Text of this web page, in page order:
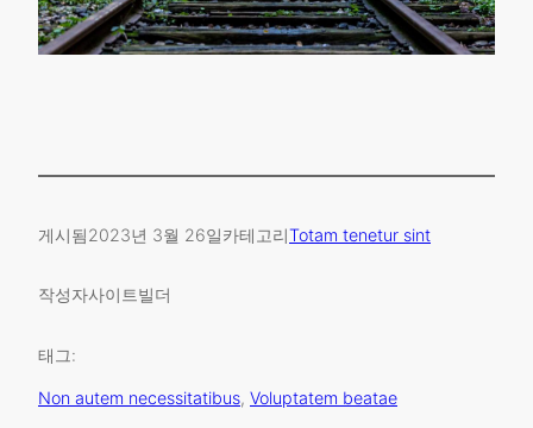
게시됨2023년 3월 26일카테고리Totam tenetur sint
작성자사이트빌더
태그:
Non autem necessitatibus, Voluptatem beatae